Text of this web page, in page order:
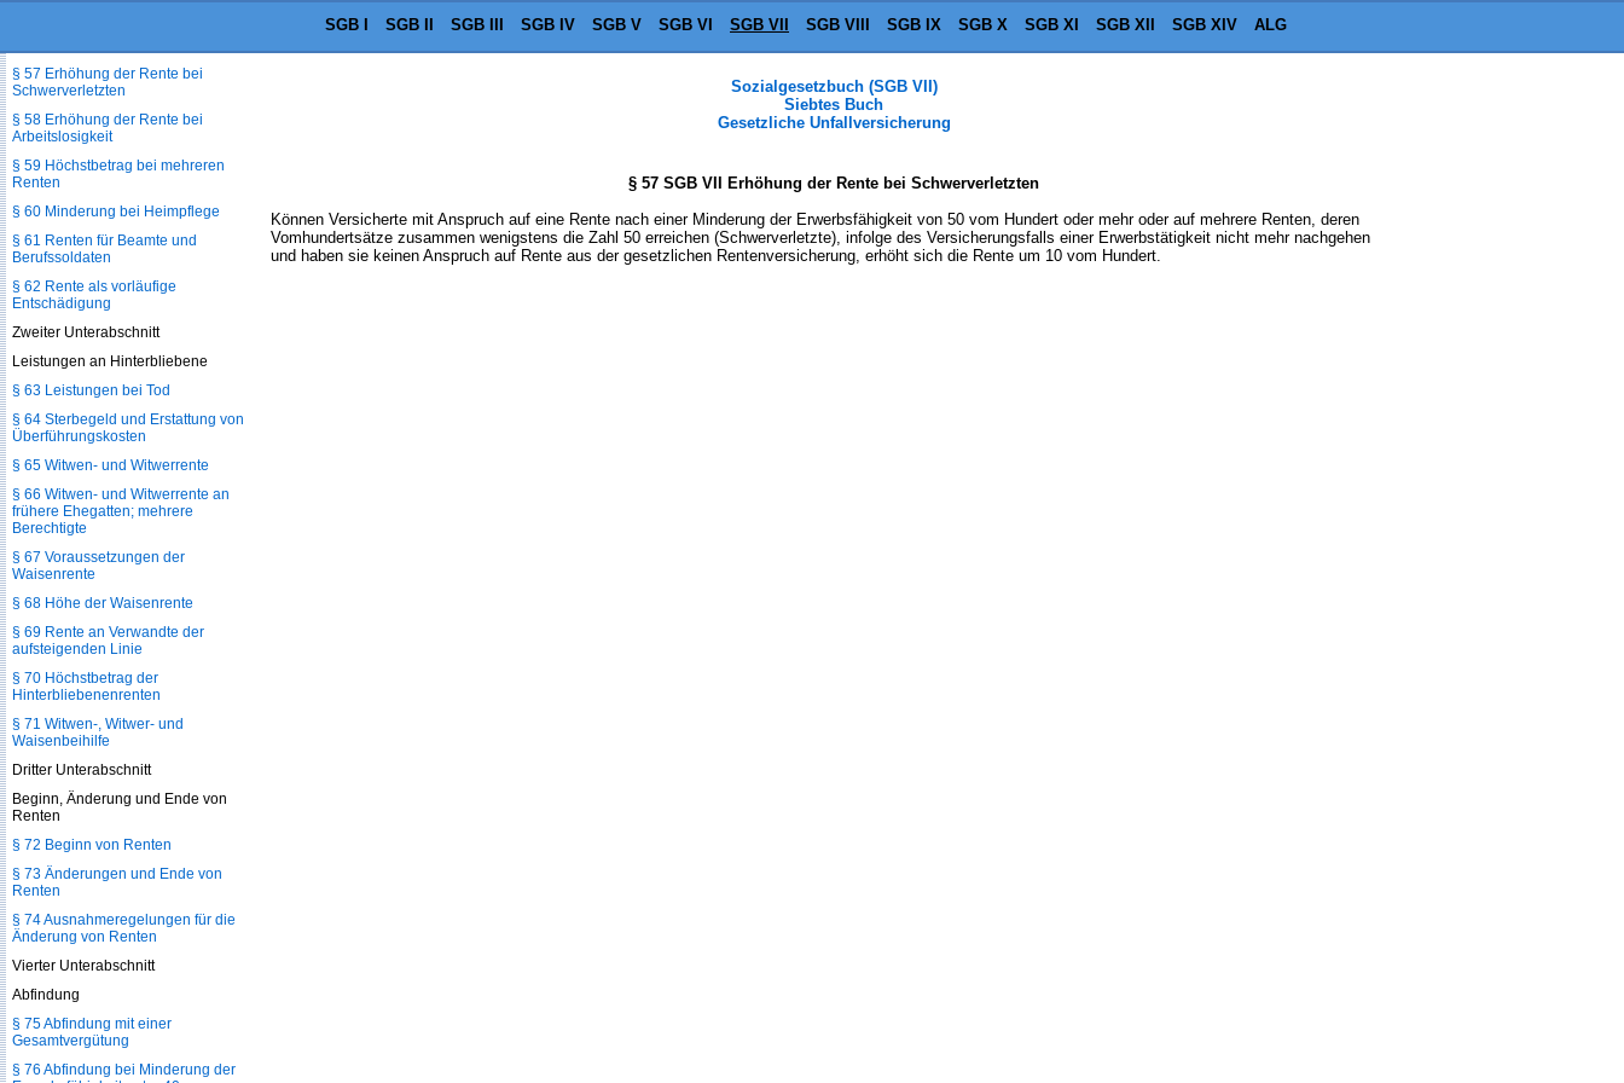
SGB I SGB II SGB III SGB IV SGB V SGB VI SGB VII SGB VIII SGB IX SGB X SGB XI SGB XII SGB XIV ALG
Sozialgesetzbuch (SGB VII)
Siebtes Buch
Gesetzliche Unfallversicherung
§ 57 SGB VII Erhöhung der Rente bei Schwerverletzten
Können Versicherte mit Anspruch auf eine Rente nach einer Minderung der Erwerbsfähigkeit von 50 vom Hundert oder mehr oder auf mehrere Renten, deren
Vomhundertsätze zusammen wenigstens die Zahl 50 erreichen (Schwerverletzte), infolge des Versicherungsfalls einer Erwerbstätigkeit nicht mehr nachgehen
und haben sie keinen Anspruch auf Rente aus der gesetzlichen Rentenversicherung, erhöht sich die Rente um 10 vom Hundert.
§ 57 Erhöhung der Rente bei
Schwerverletzten
§ 58 Erhöhung der Rente bei
Arbeitslosigkeit
§ 59 Höchstbetrag bei mehreren
Renten
§ 60 Minderung bei Heimpflege
§ 61 Renten für Beamte und
Berufssoldaten
§ 62 Rente als vorläufige
Entschädigung
Zweiter Unterabschnitt
Leistungen an Hinterbliebene
§ 63 Leistungen bei Tod
§ 64 Sterbegeld und Erstattung von
Überführungskosten
§ 65 Witwen- und Witwerrente
§ 66 Witwen- und Witwerrente an
frühere Ehegatten; mehrere
Berechtigte
§ 67 Voraussetzungen der
Waisenrente
§ 68 Höhe der Waisenrente
§ 69 Rente an Verwandte der
aufsteigenden Linie
§ 70 Höchstbetrag der
Hinterbliebenenrenten
§ 71 Witwen-, Witwer- und
Waisenbeihilfe
Dritter Unterabschnitt
Beginn, Änderung und Ende von
Renten
§ 72 Beginn von Renten
§ 73 Änderungen und Ende von
Renten
§ 74 Ausnahmeregelungen für die
Änderung von Renten
Vierter Unterabschnitt
Abfindung
§ 75 Abfindung mit einer
Gesamtvergütung
§ 76 Abfindung bei Minderung der